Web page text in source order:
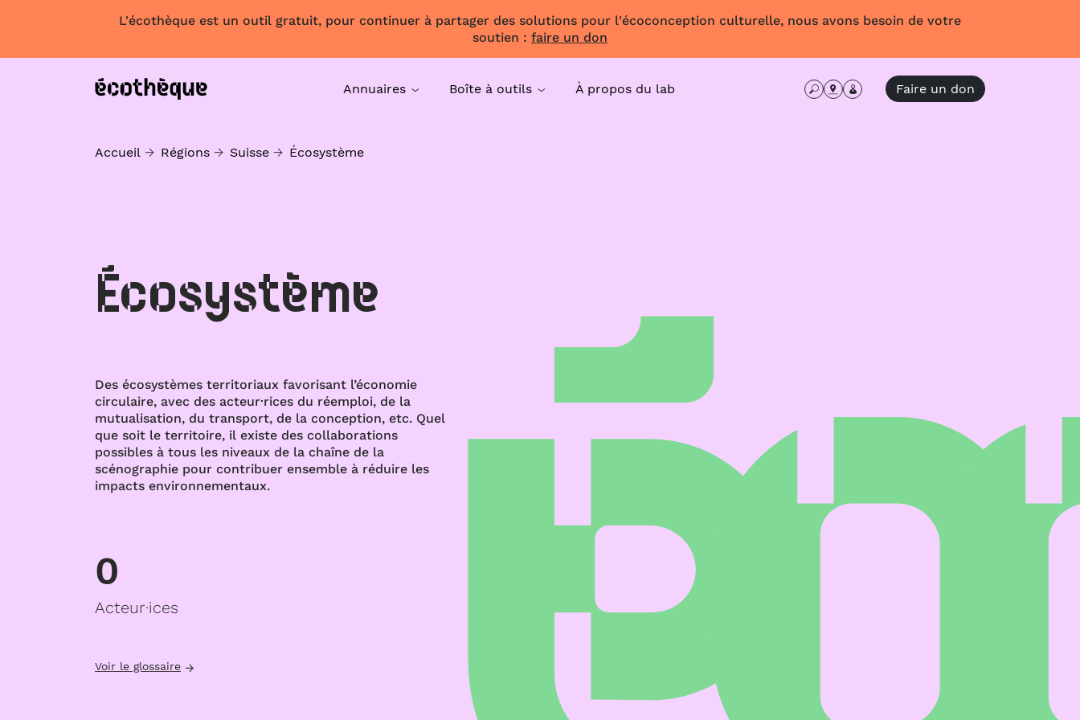
L'écothèque est un outil gratuit, pour continuer à partager des solutions pour l'écoconception culturelle, nous avons besoin de votre
soutien : faire un don
Annuaires Boîte à outils À propos du lab Faire un don
Accueil Régions Suisse Écosystème
Écosystème
Des écosystèmes territoriaux favorisant l’économie
circulaire, avec des acteur·rices du réemploi, de la
mutualisation, du transport, de la conception, etc. Quel
que soit le territoire, il existe des collaborations
possibles à tous les niveaux de la chaîne de la
scénographie pour contribuer ensemble à réduire les
impacts environnementaux.
0
Acteur·ices
Voir le glossaire